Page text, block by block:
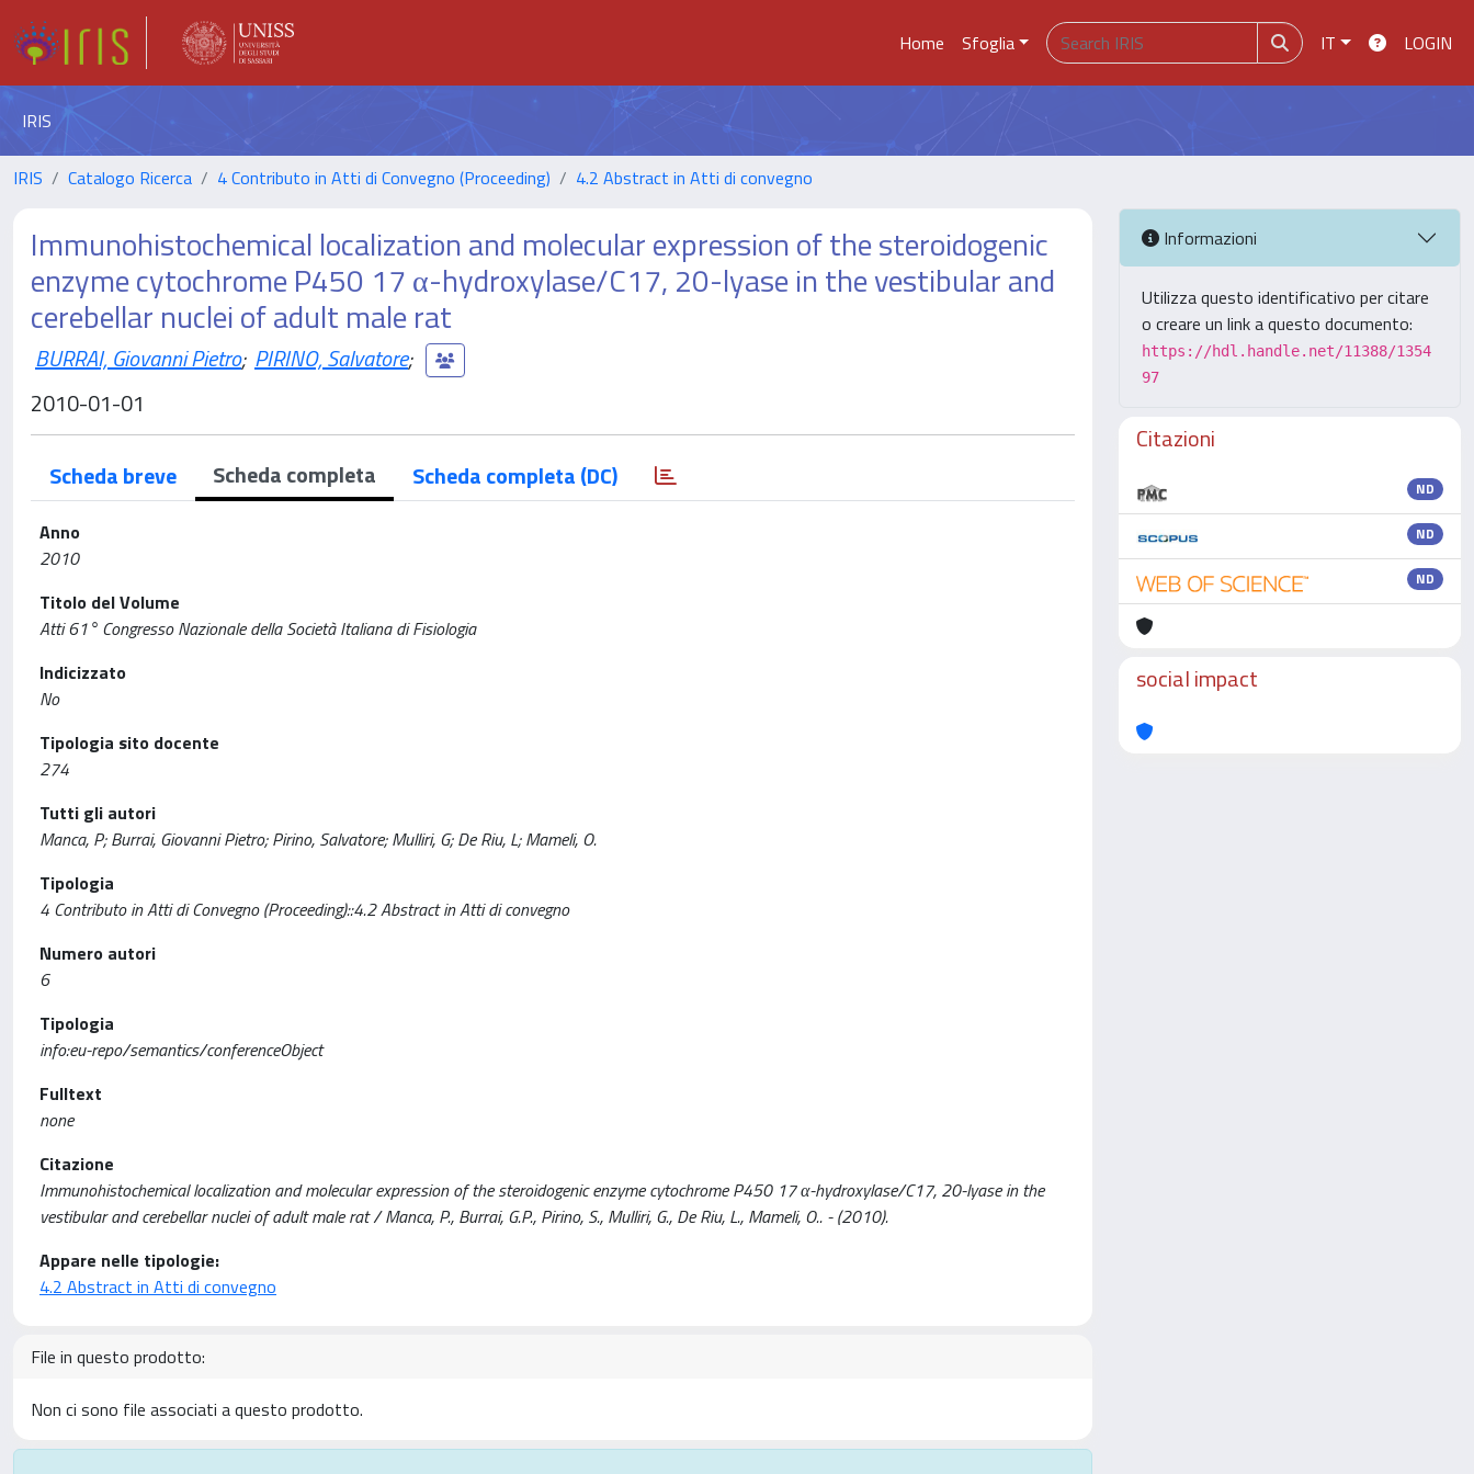
Home Sfoglia IT LOGIN
IRIS
IRIS Catalogo Ricerca 4 Contributo in Atti di Convegno (Proceeding) 4.2 Abstract in Atti di convegno
Immunohistochemical localization and molecular expression of the steroidogenic
enzyme cytochrome P450 17 α-hydroxylase/C17, 20-lyase in the vestibular and
cerebellar nuclei of adult male rat
BURRAI, Giovanni Pietro; PIRINO, Salvatore;
2010-01-01
Scheda breve Scheda completa Scheda completa (DC)
Anno
2010
Titolo del Volume
Atti 61° Congresso Nazionale della Società Italiana di Fisiologia
Indicizzato
No
Tipologia sito docente
274
Tutti gli autori
Manca, P; Burrai, Giovanni Pietro; Pirino, Salvatore; Mulliri, G; De Riu, L; Mameli, O.
Tipologia
4 Contributo in Atti di Convegno (Proceeding)::4.2 Abstract in Atti di convegno
Numero autori
6
Tipologia
info:eu-repo/semantics/conferenceObject
Fulltext
none
Citazione
Immunohistochemical localization and molecular expression of the steroidogenic enzyme cytochrome P450 17 α-hydroxylase/C17, 20-lyase in the
vestibular and cerebellar nuclei of adult male rat / Manca, P., Burrai, G.P., Pirino, S., Mulliri, G., De Riu, L., Mameli, O.. - (2010).
Appare nelle tipologie:
4.2 Abstract in Atti di convegno
File in questo prodotto:
Non ci sono file associati a questo prodotto.
Informazioni
Utilizza questo identificativo per citare
o creare un link a questo documento:
https://hdl.handle.net/11388/1354
97
Citazioni
ND
ND
ND
social impact